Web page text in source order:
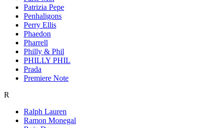
Patrizia Pepe
Penhaligons
Perry Ellis
Phaedon
Pharrell
Philly & Phil
PHILLY PHIL
Prada
Premiere Note
R
Ralph Lauren
Ramon Monegal